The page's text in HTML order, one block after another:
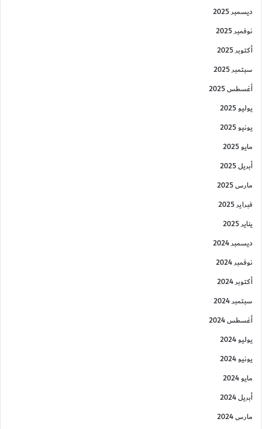
ديسمبر 2025
نوفمبر 2025
أكتوبر 2025
سبتمبر 2025
أغسطس 2025
يوليو 2025
يونيو 2025
مايو 2025
أبريل 2025
مارس 2025
فبراير 2025
يناير 2025
ديسمبر 2024
نوفمبر 2024
أكتوبر 2024
سبتمبر 2024
أغسطس 2024
يوليو 2024
يونيو 2024
مايو 2024
أبريل 2024
مارس 2024